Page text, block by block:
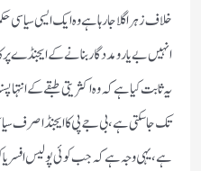
خلاف زہر اگلا جا رہا ہے وہ ایک ایسی
انہیں بے یار و مددگار بنانے کے ایجنڈے
یہ ثابت کیا ہے کہ وہ اکثریتی طبقے کے
تک جا سکتی ہے،بی جے پی کا ایجنڈا صرف
ہے،یہی وجہ ہے کہ جب کوئی پولیس افسر یا